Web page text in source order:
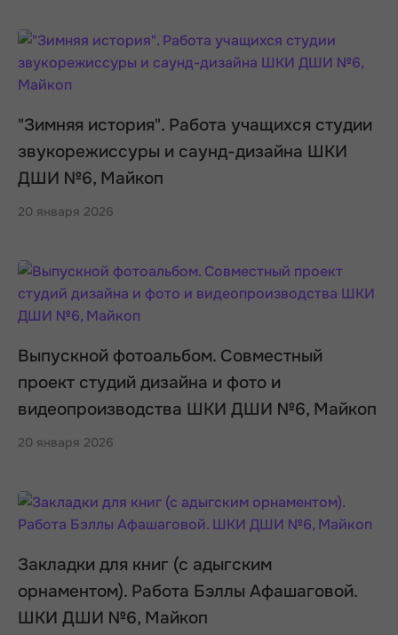
"Зимняя история". Работа учащихся студии
звукорежиссуры и саунд-дизайна ШКИ
ДШИ №6, Майкоп
20 января 2026
Выпускной фотоальбом. Совместный
проект студий дизайна и фото и
видеопроизводства ШКИ ДШИ №6, Майкоп
20 января 2026
Закладки для книг (с адыгским
орнаментом). Работа Бэллы Афашаговой.
ШКИ ДШИ №6, Майкоп